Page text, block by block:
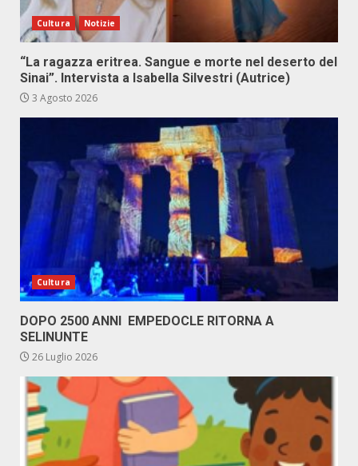
Cultura Notizie
“La ragazza eritrea. Sangue e morte nel deserto del
Sinai”. Intervista a Isabella Silvestri (Autrice)
3 Agosto 2026
Cultura
DOPO 2500 ANNI EMPEDOCLE RITORNA A
SELINUNTE
26 Luglio 2026